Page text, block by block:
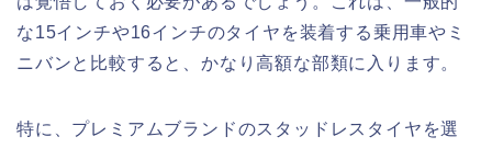
な15インチや16インチのタイヤを装着する乗用車やミ
ニバンと比較すると、かなり高額な部類に入ります。
特に、プレミアムブランドのスタッドレスタイヤを選